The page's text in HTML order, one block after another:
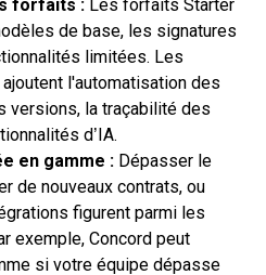
forfaits : Les forfaits Starter
de base, les signatures
limitées. Les
l'automatisation des
versions, la traçabilité des
d’IA.
en gamme : Dépasser le
de nouveaux contrats, ou
figurent parmi les
exemple, Concord peut
si votre équipe dépasse